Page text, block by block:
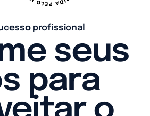
profissional
seus
para